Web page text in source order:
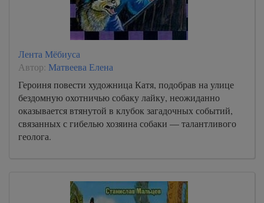
Лента Мёбиуса
Автор: Матвеева Елена
Героиня повести художница Катя, подобрав на улице
бездомную охотничью собаку лайку, неожиданно
оказывается втянутой в клубок загадочных событий,
связанных с гибелью хозяина собаки — талантливого
геолога.